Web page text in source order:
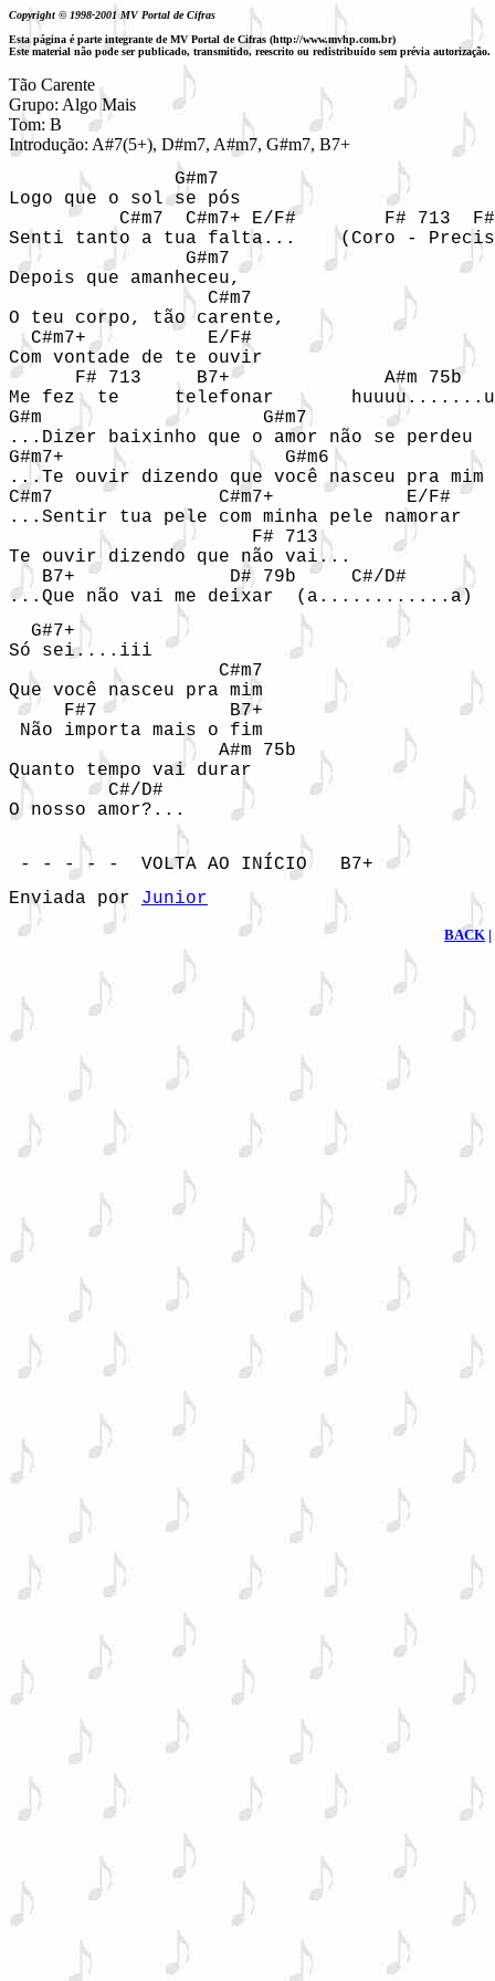
Copyright © 1998-2001 MV Portal de Cifras
Esta página é parte integrante de MV Portal de Cifras (http://www.mvhp.com.br)
Este material não pode ser publicado, transmitido, reescrito ou redistribuído sem prévia autorização.
Tão Carente
Grupo: Algo Mais
Tom: B
Introdução: A#7(5+), D#m7, A#m7, G#m7, B7+
               G#m7
Logo que o sol se pós
C#m7  C#m7+ E/F#        F# 713
Senti tanto a tua falta...    (Coro -
                G#m7
Depois que amanheceu,
                  C#m7
O teu corpo, tão carente,
  C#m7+           E/F#
Com vontade de te ouvir
F# 713     B7+              A#m
Me fez  te     telefonar
G#m                    G#m7
...Dizer baixinho que o amor não se perdeu
G#m7+
...Te ouvir dizendo que você nasceu pra mim
C#m7               C#m7+            E/F#
...Sentir tua pele com minha pele namorar
                      F# 713
Te ouvir dizendo que não vai...
   B7+              D# 79b     C#/D#
  G#7+
Só sei....iii
                   C#m7
Que você nasceu pra mim
     F#7            B7+
Não importa mais o fim
                   A#m 75b
Quanto tempo vai durar
         C#/D#
O nosso amor?...
- - - - -  VOLTA AO INÍCIO   B7+
Enviada por Junior
BACK |